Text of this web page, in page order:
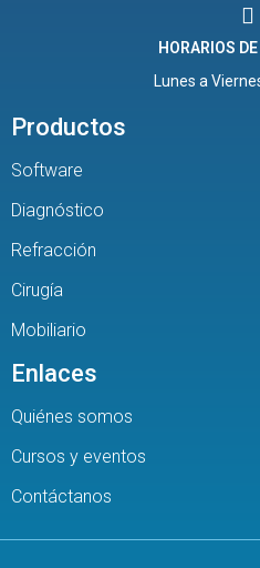
HORARIOS
Lunes a
Productos
Software
Diagnóstico
Refracción
Cirugía
Mobiliario
Enlaces
Quiénes somos
Cursos y eventos
Contáctanos